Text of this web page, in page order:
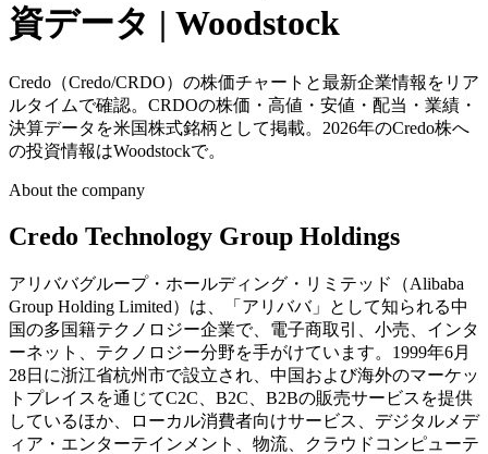
資データ | Woodstock
Credo（Credo/CRDO）の株価チャートと最新企業情報をリア
ルタイムで確認。CRDOの株価・高値・安値・配当・業績・
決算データを米国株式銘柄として掲載。2026年のCredo株へ
の投資情報はWoodstockで。
About the company
Credo Technology Group Holdings
アリババグループ・ホールディング・リミテッド（Alibaba
Group Holding Limited）は、「アリババ」として知られる中
国の多国籍テクノロジー企業で、電子商取引、小売、インタ
ーネット、テクノロジー分野を手がけています。1999年6月
28日に浙江省杭州市で設立され、中国および海外のマーケッ
トプレイスを通じてC2C、B2C、B2Bの販売サービスを提供
しているほか、ローカル消費者向けサービス、デジタルメデ
ィア・エンターテインメント、物流、クラウドコンピューテ